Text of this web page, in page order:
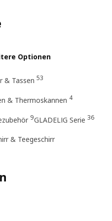
Optionen
& Tassen 53
& Thermoskannen 4
9GLADELIG Serie 36
& Teegeschirr